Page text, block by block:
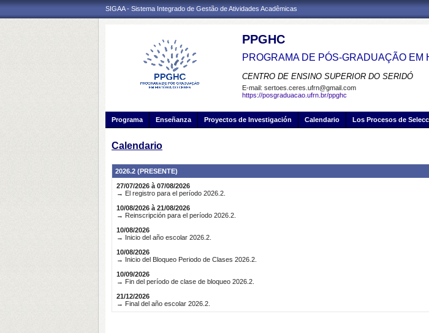
SIGAA - Sistema Integrado de Gestão de Atividades Acadêmicas
PPGHC
PROGRAMA DE PÓS-GRADUAÇÃO EM
CENTRO DE ENSINO SUPERIOR DO SERIDÓ
E-mail: sertoes.ceres.ufrn@gmail.com
https://posgraduacao.ufrn.br/ppghc
Programa Enseñanza Proyectos de Investigación Calendario Los Procesos de
Calendario
2026.2 (PRESENTE)
27/07/2026 à 07/08/2026
→ El registro para el período 2026.2.
10/08/2026 à 21/08/2026
→ Reinscripción para el período 2026.2.
10/08/2026
→ Inicio del año escolar 2026.2.
10/08/2026
→ Inicio del Bloqueo Periodo de Clases 2026.2.
10/09/2026
→ Fin del período de clase de bloqueo 2026.2.
21/12/2026
→ Final del año escolar 2026.2.